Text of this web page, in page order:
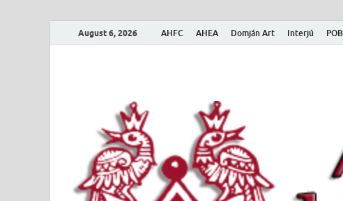
August 6, 2026 AHFC AHEA Domján Art Interjú
Amerikai Magyar